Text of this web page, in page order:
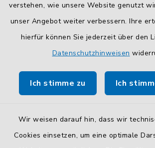
verstehen, wie unsere Website genutzt
unser Angebot weiter verbessern. Ihre
hierfür können Sie jederzeit über den
Datenschutzhinweisen
Ich stimme zu Ich
Wir weisen darauf hin, dass wir
Cookies einsetzen, um eine optimale
Kontaktformular
SicheresKontaktformularmit
So finden Sie uns.